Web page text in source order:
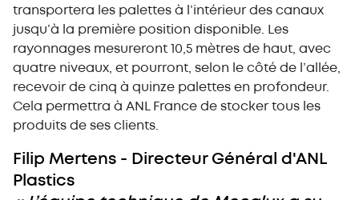
transportera les palettes à l’intérieur des canaux
jusqu’à la première position disponible. Les
rayonnages mesureront 10,5 mètres de haut, avec
quatre niveaux, et pourront, selon le côté de l’allée,
recevoir de cinq à quinze palettes en profondeur.
Cela permettra à ANL France de stocker tous les
produits de ses clients.
Filip Mertens - Directeur Général d'ANL
Plastics